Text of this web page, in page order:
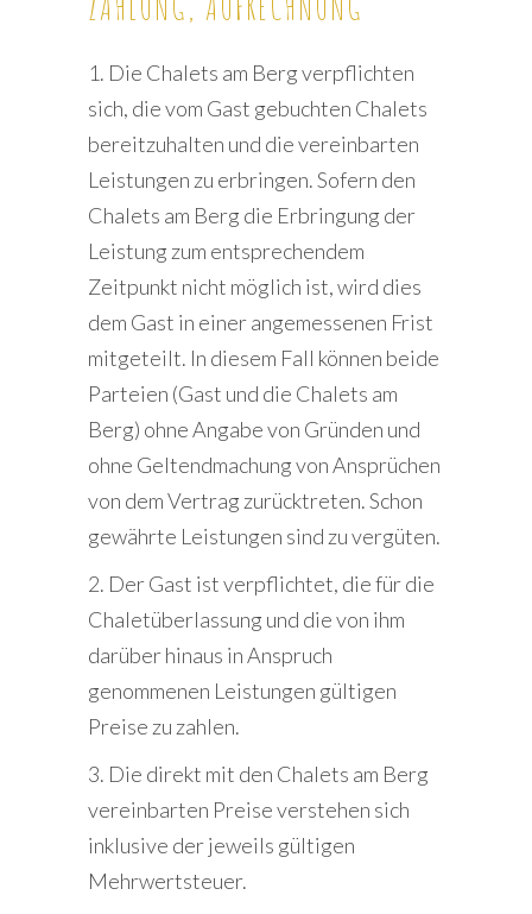
1. Die Chalets am Berg verpflichten
sich, die vom Gast gebuchten Chalets
bereitzuhalten und die vereinbarten
Leistungen zu erbringen. Sofern den
Chalets am Berg die Erbringung der
Leistung zum entsprechendem
Zeitpunkt nicht möglich ist, wird dies
dem Gast in einer angemessenen Frist
mitgeteilt. In diesem Fall können beide
Parteien (Gast und die Chalets am
Berg) ohne Angabe von Gründen und
ohne Geltendmachung von Ansprüchen
von dem Vertrag zurücktreten. Schon
gewährte Leistungen sind zu vergüten.
2. Der Gast ist verpflichtet, die für die
Chaletüberlassung und die von ihm
darüber hinaus in Anspruch
genommenen Leistungen gültigen
Preise zu zahlen.
3. Die direkt mit den Chalets am Berg
vereinbarten Preise verstehen sich
inklusive der jeweils gültigen
Mehrwertsteuer.